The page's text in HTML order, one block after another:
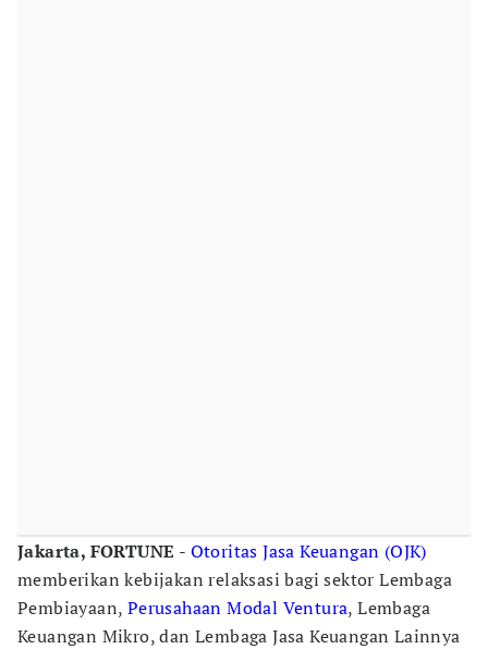
Jakarta, FORTUNE - Otoritas Jasa Keuangan (OJK)
memberikan kebijakan relaksasi bagi sektor Lembaga
Pembiayaan, Perusahaan Modal Ventura, Lembaga
Keuangan Mikro, dan Lembaga Jasa Keuangan Lainnya